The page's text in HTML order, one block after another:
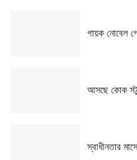
গায়ক নোবেল
আসছে কোক
স্বাধীনতার